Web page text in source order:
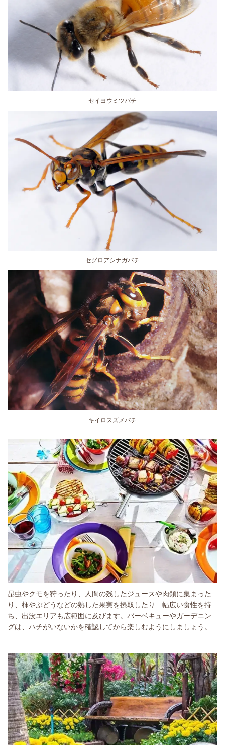
セイヨウミツバチ
セグロアシナガバチ
キイロスズメバチ
昆虫やクモを狩ったり、人間の残したジュースや肉類に集まった
り、柿やぶどうなどの熟した果実を摂取したり…幅広い食性を持
ち、出没エリアも広範囲に及びます。バーベキューやガーデニン
グは、ハチがいないかを確認してから楽しむようにしましょう。